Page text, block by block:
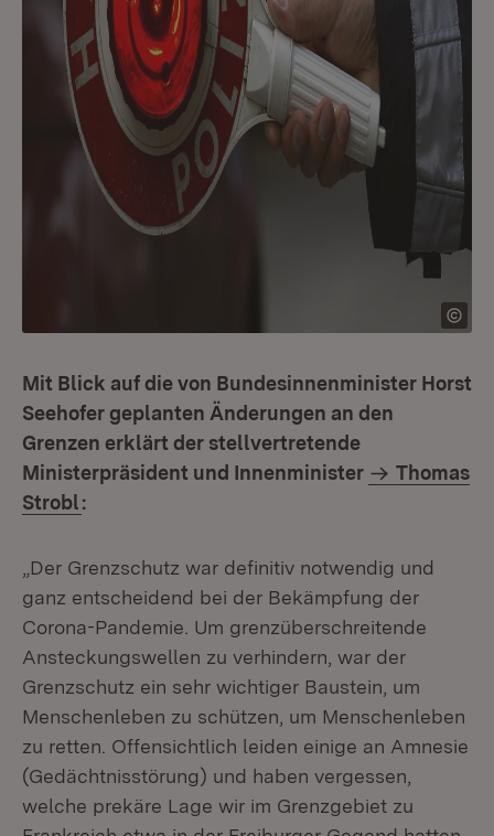
Mit Blick auf die von Bundesinnenminister Horst
Seehofer geplanten Änderungen an den
Grenzen erklärt der stellvertretende
Ministerpräsident und Innenminister
Thomas
Strobl:
„Der Grenzschutz war definitiv notwendig und
ganz entscheidend bei der Bekämpfung der
Corona-Pandemie. Um grenzüberschreitende
Ansteckungswellen zu verhindern, war der
Grenzschutz ein sehr wichtiger Baustein, um
Menschenleben zu schützen, um Menschenleben
zu retten. Offensichtlich leiden einige an Amnesie
(Gedächtnisstörung) und haben vergessen,
welche prekäre Lage wir im Grenzgebiet zu